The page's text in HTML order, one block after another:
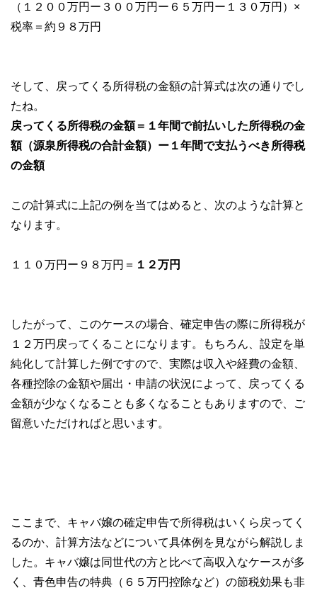
（１２００万円ー３００万円ー６５万円ー１３０万円）×
税率＝約９８万円
そして、戻ってくる所得税の金額の計算式は次の通りでし
たね。
戻ってくる所得税の金額＝１年間で前払いした所得税の金
額（源泉所得税の合計金額）ー１年間で支払うべき所得税
の金額
この計算式に上記の例を当てはめると、次のような計算と
なります。
１１０万円ー９８万円＝ １２万円
したがって、このケースの場合、確定申告の際に所得税が
１２万円戻ってくることになります。もちろん、設定を単
純化して計算した例ですので、実際は収入や経費の金額、
各種控除の金額や届出・申請の状況によって、戻ってくる
金額が少なくなることも多くなることもありますので、ご
留意いただければと思います。
ここまで、キャバ嬢の確定申告で所得税はいくら戻ってく
るのか、計算方法などについて具体例を見ながら解説しま
した。キャバ嬢は同世代の方と比べて高収入なケースが多
く、青色申告の特典（６５万円控除など）の節税効果も非